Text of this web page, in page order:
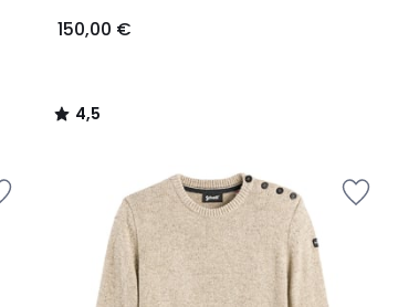
150,00 €
4,5
/